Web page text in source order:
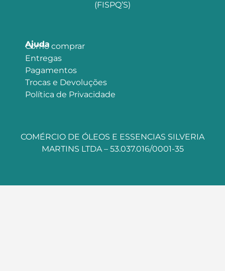
(FISPQ’S)
Ajuda
Como comprar
Entregas
Pagamentos
Trocas e Devoluções
Política de Privacidade
COMÉRCIO DE ÓLEOS E ESSENCIAS SILVERIA
MARTINS LTDA – 53.037.016/0001-35